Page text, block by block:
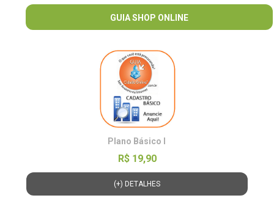
GUIA SHOP ONLINE
Plano Básico l
R$ 19,90
(+) DETALHES